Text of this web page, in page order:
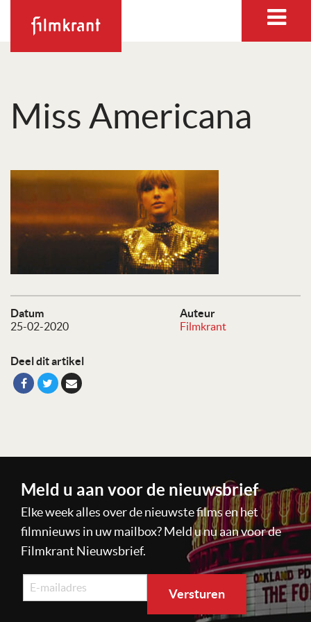
Miss Americana
Datum
25-02-2020
Auteur
Filmkrant
Deel dit artikel
Meld u aan voor de nieuwsbrief
Elke week alles over de nieuwste films en het
filmnieuws in uw mailbox? Meld u nu aan voor de
Filmkrant Nieuwsbrief.